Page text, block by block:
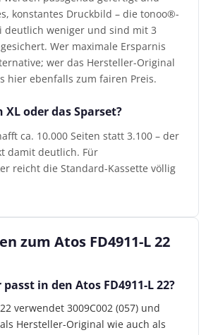
konstantes Druckbild – die tonoo®-
deutlich weniger und sind mit 3
Wer maximale Ersparnis
wer das Hersteller-Original
hier ebenfalls zum fairen Preis.
oder das Sparset?
ca. 10.000 Seiten statt 3.100 – der
damit deutlich. Für
reicht die Standard-Kassette völlig
zum Atos FD4911-L 22
in den Atos FD4911-L 22?
verwendet 3009C002 (057) und
als Hersteller-Original wie auch als